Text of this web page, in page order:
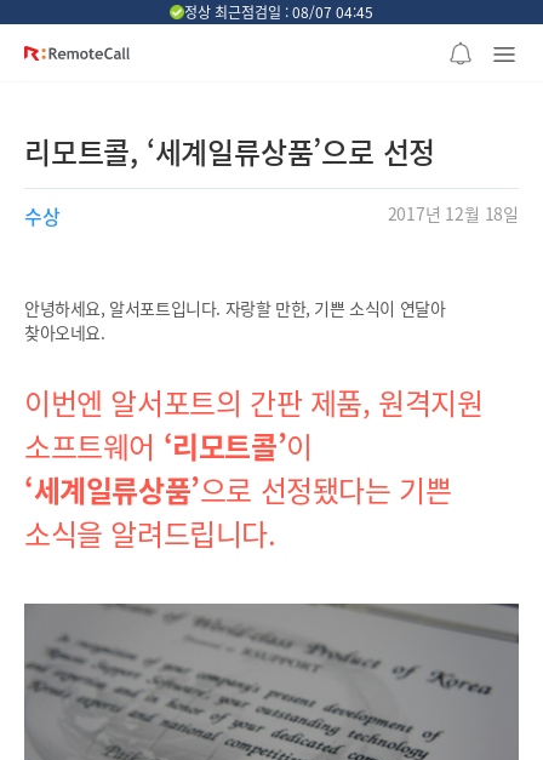
정상 최근점검일 : 08/07 04:45
리모트콜, ‘세계일류상품’으로 선정
수상 2017년 12월 18일
안녕하세요, 알서포트입니다. 자랑할 만한, 기쁜 소식이 연달아
찾아오네요.
이번엔 알서포트의 간판 제품, 원격지원
소프트웨어 ‘리모트콜’이
‘세계일류상품’으로 선정됐다는 기쁜
소식을 알려드립니다.